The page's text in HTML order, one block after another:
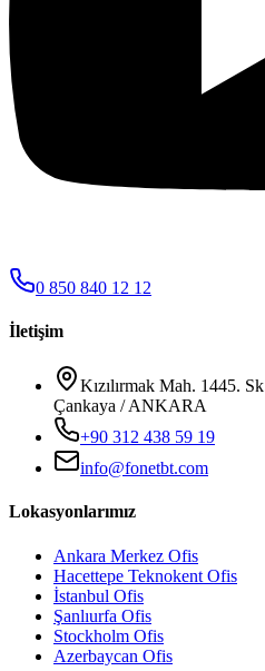
0 850 840 12 12
İletişim
Kızılırmak Mah. 1445.
Çankaya / ANKARA
+90 312 438 59 19
info@fonetbt.com
Lokasyonlarımız
Ankara Merkez Ofis
Hacettepe Teknokent Ofis
İstanbul Ofis
Şanlıurfa Ofis
Stockholm Ofis
Azerbaycan Ofis